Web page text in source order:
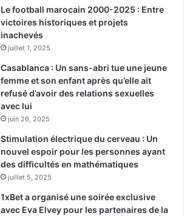
Le football marocain 2000-2025 : Entre
victoires historiques et projets
inachevés
juillet 1, 2025
Casablanca : Un sans-abri tue une jeune
femme et son enfant après qu’elle ait
refusé d’avoir des relations sexuelles
avec lui
juin 26, 2025
Stimulation électrique du cerveau : Un
nouvel espoir pour les personnes ayant
des difficultés en mathématiques
juillet 5, 2025
1xBet a organisé une soirée exclusive
avec Eva Elvey pour les partenaires de la